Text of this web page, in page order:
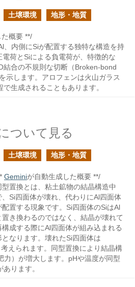
土壌環境 地形・地質
概要 **/
、内側にSiが配置する独特な構造を持
荷とSiによる負電荷が、特徴的な
結合の不規則な切断（Broken-bond
示します。アロフェンは火山ガラス
生成されることもあります。
ついて見る
土壌環境 地形・地質
Geminiが自動生成した概要 **/
型置換とは、粘土鉱物の結晶構造中
、Si四面体が壊れ、代わりにAl四面体
配置する現象です。Si四面体のSiはAl
置き換わるのではなく、結晶が壊れて
構成する際にAl四面体が組み込まれる
となります。壊れたSi四面体は
えられます。同型置換により結晶構
力）が増大します。pHや温度が同型
ります。